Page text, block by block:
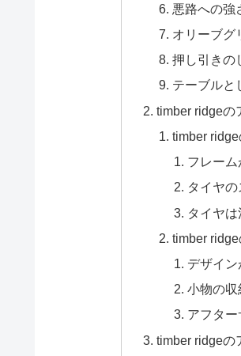
悪路への
オリーブグ
押し引き
テーブルと
timber ridgeの
timber
フレー
タイヤ
タイヤ
timber
デザイ
小物の収
アフタ
timber ridgeの